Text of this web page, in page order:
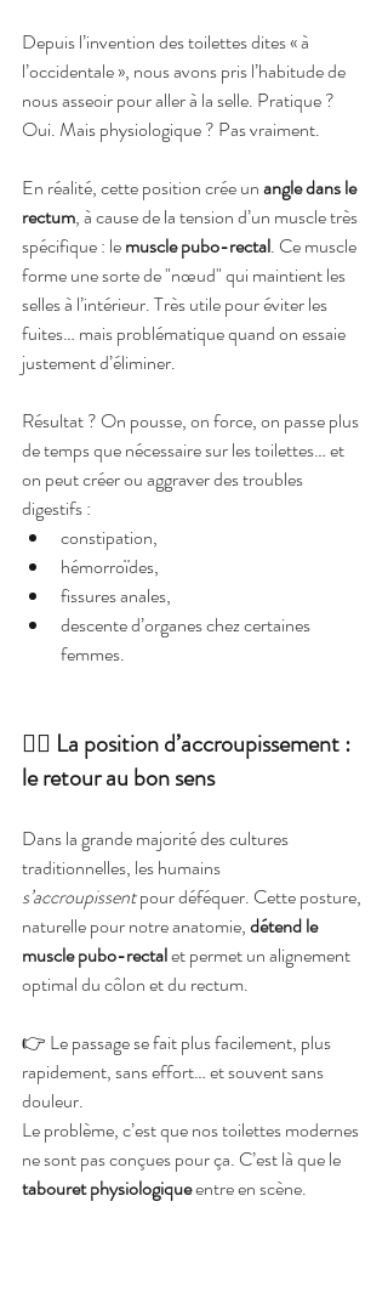
Depuis l’invention des toilettes dites « à
l’occidentale », nous avons pris l’habitude de
nous asseoir pour aller à la selle. Pratique ?
Oui. Mais physiologique ? Pas vraiment.
En réalité, cette position crée un angle dans le
rectum, à cause de la tension d’un muscle très
spécifique : le muscle pubo-rectal. Ce muscle
forme une sorte de "nœud" qui maintient les
selles à l’intérieur. Très utile pour éviter les
fuites… mais problématique quand on essaie
justement d’éliminer.
Résultat ? On pousse, on force, on passe plus
de temps que nécessaire sur les toilettes… et
on peut créer ou aggraver des troubles
digestifs :
constipation,
hémorroïdes,
fissures anales,
descente d’organes chez certaines
femmes.
🧘‍♀️ La position d’accroupissement :
le retour au bon sens
Dans la grande majorité des cultures
traditionnelles, les humains
s’accroupissent pour déféquer. Cette posture,
naturelle pour notre anatomie, détend le
muscle pubo-rectal et permet un alignement
optimal du côlon et du rectum.
👉 Le passage se fait plus facilement, plus
rapidement, sans effort… et souvent sans
douleur.
Le problème, c’est que nos toilettes modernes
ne sont pas conçues pour ça. C’est là que le
tabouret physiologique entre en scène.